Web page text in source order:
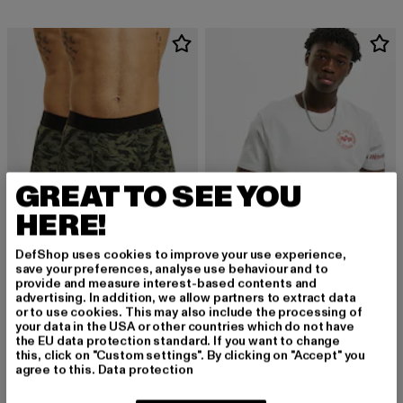
ALPHA INDUSTRIES
Graphic 2 Pack
37,99 EUR
Derzeitiger Preis: 37,99 EUR
ALPHA INDUSTRIES
RBF Back Stripe
42,74 EUR
Derzeitiger Preis: 42,74 EUR
GREAT TO SEE YOU
HERE!
DefShop uses cookies to improve your use experience,
save your preferences, analyse use behaviour and to
provide and measure interest-based contents and
advertising. In addition, we allow partners to extract data
or to use cookies. This may also include the processing of
your data in the USA or other countries which do not have
the EU data protection standard. If you want to change
this, click on "Custom settings". By clicking on "Accept" you
agree to this. Data protection